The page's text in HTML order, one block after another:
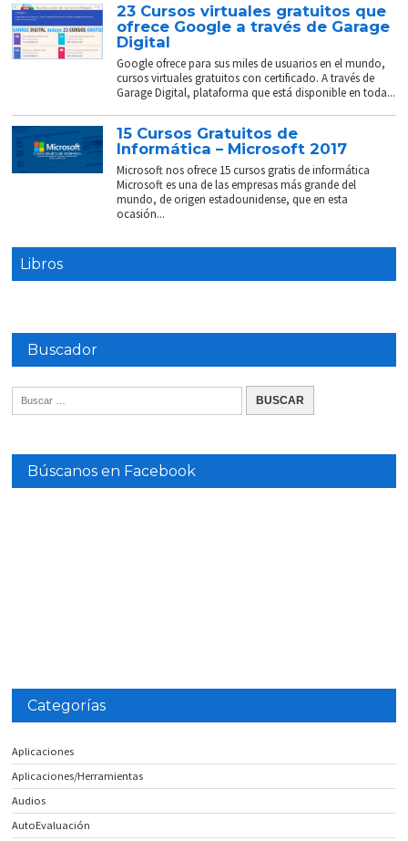
23 Cursos virtuales gratuitos que
ofrece Google a través de Garage
Digital
Google ofrece para sus miles de usuarios en el mundo,
cursos virtuales gratuitos con certificado. A través de
Garage Digital, plataforma que está disponible en toda...
15 Cursos Gratuitos de
Informática – Microsoft 2017
Microsoft nos ofrece 15 cursos gratis de informática
Microsoft es una de las empresas más grande del
mundo, de origen estadounidense, que en esta
ocasión...
Libros
Buscador
Búscanos en Facebook
Categorías
Aplicaciones
Aplicaciones/Herramientas
Audios
AutoEvaluación